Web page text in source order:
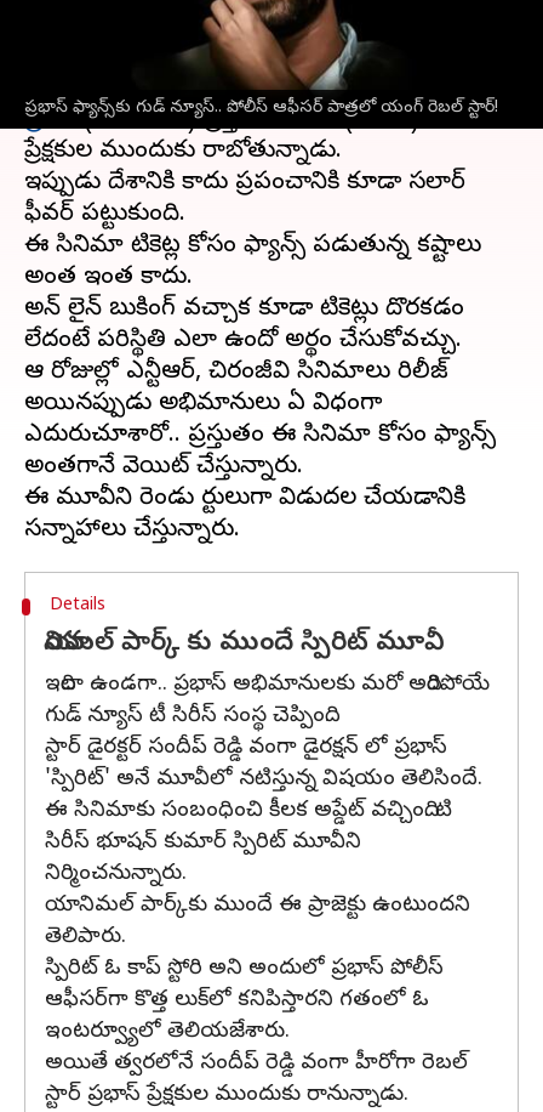
ప్రభాస్ ఫ్యాన్స్‌కు గుడ్ న్యూస్.. పోలీస్ ఆఫీసర్‌ పాత్రలో యంగ్ రెబల్ స్టార్!
పాన్ ఇండియా హీరో యంగ్ రెబర్ స్టార్
ప్రభాస్(Prabhas) ప్రస్తుతంసలార్(Salar) సినిమాతో
ప్రేక్షకుల ముందుకు రాబోతున్నాడు.
ఇప్పుడు దేశానికి కాదు ప్రపంచానికి కూడా సలార్
ఫీవర్ పట్టుకుంది.
ఈ సినిమా టికెట్ల కోసం ఫ్యాన్స్ పడుతున్న కష్టాలు
అంత ఇంత కాదు.
అన్ లైన్ బుకింగ్ వచ్చాక కూడా టికెట్లు దొరకడం
లేదంటే పరిస్థితి ఎలా ఉందో అర్థం చేసుకోవచ్చు.
ఆ రోజుల్లో ఎన్టీఆర్, చిరంజీవి సినిమాలు రిలీజ్
అయినప్పుడు అభిమానులు ఏ విధంగా
ఎదురుచూశారో.. ప్రస్తుతం ఈ సినిమా కోసం ఫ్యాన్స్
అంతగానే వెయిట్ చేస్తున్నారు.
ఈ మూవీని రెండు పార్టులుగా విడుదల చేయడానికి
Details
యానిమల్ పార్క్ కు ముందే స్పిరిట్ మూవీ
ఇదిలా ఉండగా.. ప్రభాస్ అభిమానులకు మరో అదిరిపోయే
గుడ్ న్యూస్ టీ సిరీస్ సంస్థ చెప్పింది.
స్టార్ డైరక్టర్ సందీప్ రెడ్డి వంగా డైరక్షన్ లో ప్రభాస్
'స్పిరిట్' అనే మూవీలో నటిస్తున్న విషయం తెలిసిందే.
ఈ సినిమాకు సంబంధించి కీలక అప్డేట్ వచ్చింది. టి
సిరీస్ భూషన్ కుమార్ స్పిరిట్ మూవీని
నిర్మించనున్నారు.
యానిమల్ పార్క్‌కు ముందే ఈ ప్రాజెక్టు ఉంటుందని
తెలిపారు.
స్పిరిట్ ఓ కాప్ స్టోరి అని అందులో ప్రభాస్ పోలీస్
ఆఫీసర్‌గా కొత్త లుక్‌లో కనిపిస్తారని గతంలో ఓ
ఇంటర్వ్యూలో తెలియజేశారు.
అయితే త్వరలోనే సందీప్ రెడ్డి వంగా హీరోగా రెబల్
స్టార్ ప్రభాస్ ప్రేక్షకుల ముందుకు రానున్నాడు.